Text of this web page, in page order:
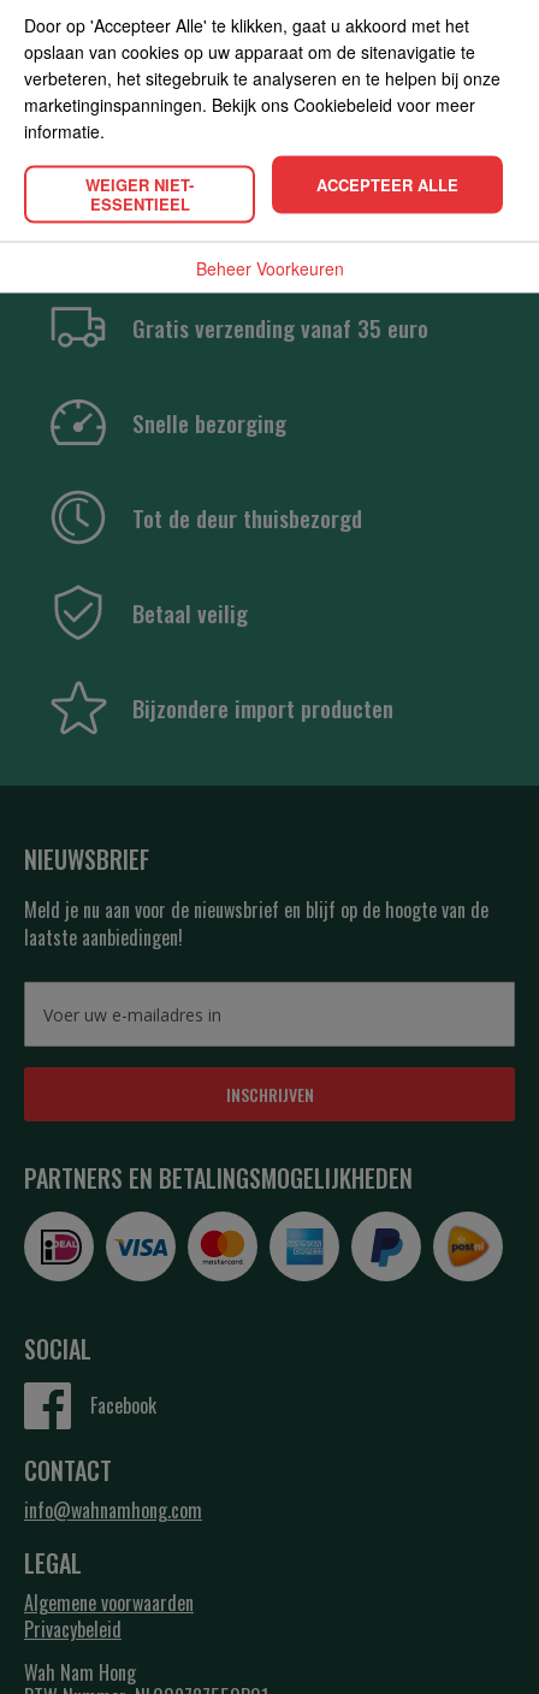
POPULAIRE PRODUCTEN
Gratis verzending vanaf 35 euro
Snelle bezorging
Tot de deur thuisbezorgd
Betaal veilig
Bijzondere import producten
NIEUWSBRIEF
Meld je nu aan voor de nieuwsbrief en blijf op de hoogte van de
laatste aanbiedingen!
INSCHRIJVEN
PARTNERS EN BETALINGSMOGELIJKHEDEN
SOCIAL
Facebook
CONTACT
info@wahnamhong.com
LEGAL
Algemene voorwaarden
Privacybeleid
Wah Nam Hong
Door op 'Accepteer Alle' te klikken, gaat u akkoord met het
opslaan van cookies op uw apparaat om de sitenavigatie te
verbeteren, het sitegebruik te analyseren en te helpen bij onze
marketinginspanningen. Bekijk ons Cookiebeleid voor meer
informatie.
WEIGER NIET-
ESSENTIEEL
ACCEPTEER ALLE
Beheer Voorkeuren